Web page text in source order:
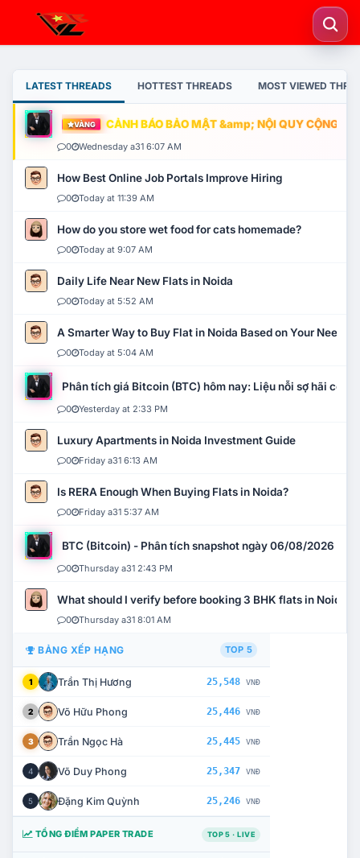
LATEST THREADS HOTTEST THREADS MOST VIEWED
VÀNG CẢNH BÁO BẢO MẬT &amp; NỘI QUY CỘNG
0 Wednesday a31 6:07 AM
How Best Online Job Portals Improve Hiring
0 Today at 11:39 AM
How do you store wet food for cats homemade?
0 Today at 9:07 AM
Daily Life Near New Flats in Noida
0 Today at 5:52 AM
A Smarter Way to Buy Flat in Noida Based on Your Needs
0 Today at 5:04 AM
Phân tích giá Bitcoin (BTC) hôm nay: Liệu nỗi sợ hãi có
0 Yesterday at 2:33 PM
Luxury Apartments in Noida Investment Guide
0 Friday a31 6:13 AM
Is RERA Enough When Buying Flats in Noida?
0 Friday a31 5:37 AM
BTC (Bitcoin) - Phân tích snapshot ngày 06/08/2026
0 Thursday a31 2:43 PM
What should I verify before booking 3 BHK flats in Noida?
0 Thursday a31 8:01 AM
BẢNG XẾP HẠNG TOP 5
1 Trần Thị Hương 25,548 VNĐ
2 Võ Hữu Phong 25,446 VNĐ
3 Trần Ngọc Hà 25,445 VNĐ
4 Võ Duy Phong 25,347 VNĐ
5 Đặng Kim Quỳnh 25,246 VNĐ
TỔNG ĐIỂM PAPER TRADE TOP 5 · LIVE